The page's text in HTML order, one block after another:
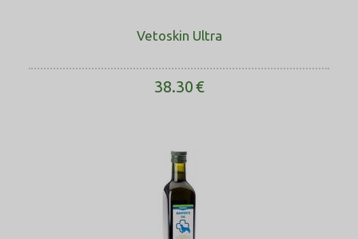
Vetoskin Ultra
38.30€